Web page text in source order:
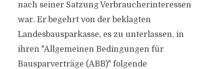
nach seiner Satzung Verbraucherinteressen
war. Er begehrt von der beklagten
Landesbausparkasse, es zu unterlassen, in
ihren "Allgemeinen Bedingungen für
Bausparverträge (ABB)" folgende